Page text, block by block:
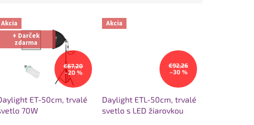
Akcia
+ Darček
zdarma
€67,20
–20 %
ET-50cm, trvalé
70W
Akcia
€92,26
–30 %
Daylight ETL-50cm, trvalé
svetlo s LED žiarovkou